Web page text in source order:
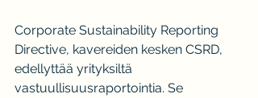
Corporate Sustainability Reporting
Directive, kavereiden kesken CSRD,
edellyttää yrityksiltä
vastuullisuusraportointia. Se